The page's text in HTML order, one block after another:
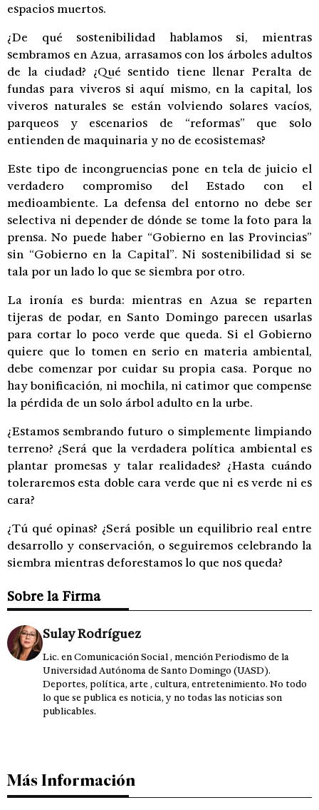
espacios muertos.
¿De qué sostenibilidad hablamos si, mientras
sembramos en Azua, arrasamos con los árboles adultos
de la ciudad? ¿Qué sentido tiene llenar Peralta de
fundas para viveros si aquí mismo, en la capital, los
viveros naturales se están volviendo solares vacíos,
parqueos y escenarios de “reformas” que solo
entienden de maquinaria y no de ecosistemas?
Este tipo de incongruencias pone en tela de juicio el
verdadero compromiso del Estado con el
medioambiente. La defensa del entorno no debe ser
selectiva ni depender de dónde se tome la foto para la
prensa. No puede haber “Gobierno en las Provincias”
sin “Gobierno en la Capital”. Ni sostenibilidad si se
tala por un lado lo que se siembra por otro.
La ironía es burda: mientras en Azua se reparten
tijeras de podar, en Santo Domingo parecen usarlas
para cortar lo poco verde que queda. Si el Gobierno
quiere que lo tomen en serio en materia ambiental,
debe comenzar por cuidar su propia casa. Porque no
hay bonificación, ni mochila, ni catimor que compense
la pérdida de un solo árbol adulto en la urbe.
¿Estamos sembrando futuro o simplemente limpiando
terreno? ¿Será que la verdadera política ambiental es
plantar promesas y talar realidades? ¿Hasta cuándo
toleraremos esta doble cara verde que ni es verde ni es
cara?
¿Tú qué opinas? ¿Será posible un equilibrio real entre
desarrollo y conservación, o seguiremos celebrando la
siembra mientras deforestamos lo que nos queda?
Sobre la Firma
Sulay Rodríguez
Lic. en Comunicación Social , mención Periodismo de la
Universidad Autónoma de Santo Domingo (UASD).
Deportes, política, arte , cultura, entretenimiento. No todo
lo que se publica es noticia, y no todas las noticias son
publicables.
Más Información